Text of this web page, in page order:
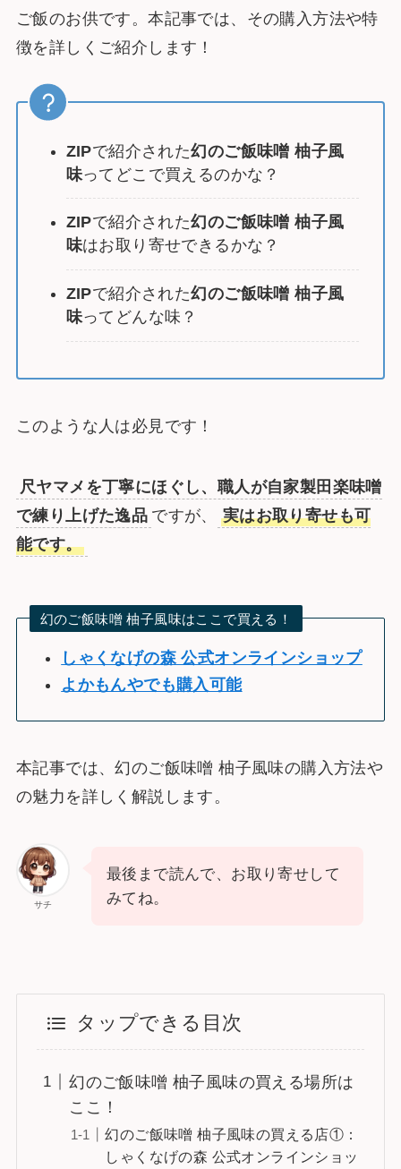
ご飯のお供です。本記事では、その購入方法や特
徴を詳しくご紹介します！
ZIPで紹介された幻のご飯味噌 柚子風
味ってどこで買えるのかな？
ZIPで紹介された幻のご飯味噌 柚子風
味はお取り寄せできるかな？
ZIPで紹介された幻のご飯味噌 柚子風
味ってどんな味？
このような人は必見です！
尺ヤマメを丁寧にほぐし、職人が自家製田楽味噌
で練り上げた逸品 ですが、
実はお取り寄せも可
能です。
幻のご飯味噌 柚子風味はここで買える！
しゃくなげの森 公式オンラインショップ
よかもんやでも購入可能
本記事では、幻のご飯味噌 柚子風味の購入方法や
の魅力を詳しく解説します。
サチ
最後まで読んで、お取り寄せして
みてね。
タップできる目次
幻のご飯味噌 柚子風味の買える場所は
ここ！
幻のご飯味噌 柚子風味の買える店①：
しゃくなげの森 公式オンラインショッ